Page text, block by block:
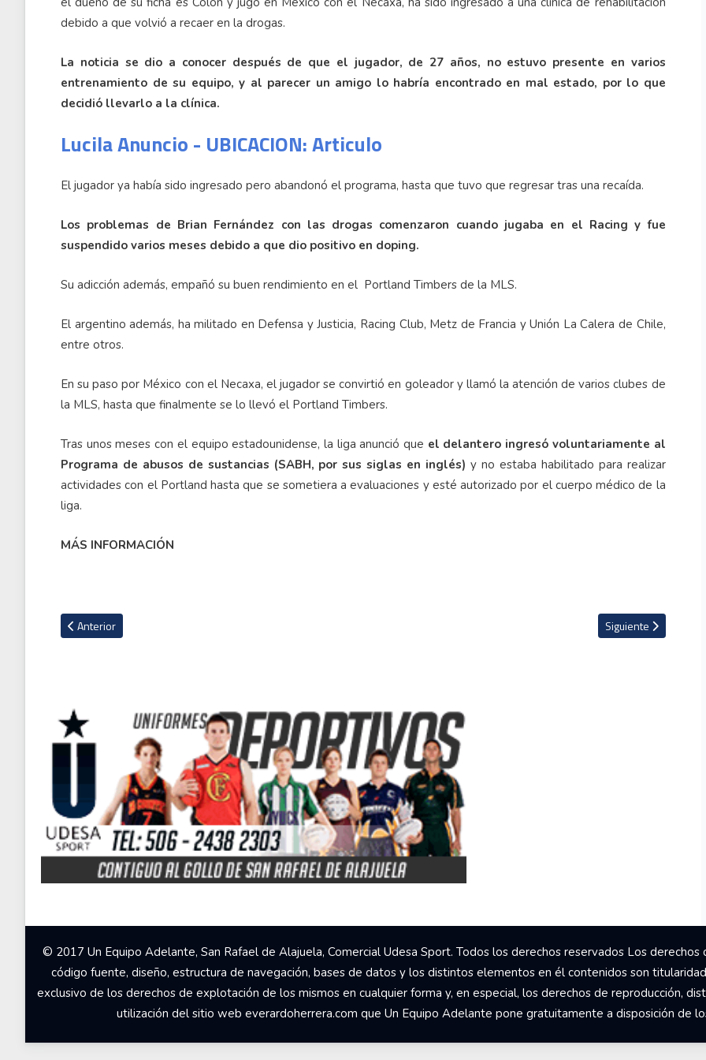
debido a que volvió a recaer en la drogas.
La noticia se dio a conocer después de que el jugador, de 27 años, no estuvo presente en varios
entrenamiento de su equipo, y al parecer un amigo lo habría encontrado en mal estado, por lo que
decidió llevarlo a la clínica.
Lucila Anuncio - UBICACION: Articulo
El jugador ya había sido ingresado pero abandonó el programa, hasta que tuvo que regresar tras una recaída.
Los problemas de Brian Fernández con las drogas comenzaron cuando jugaba en el Racing y fue
suspendido varios meses debido a que dio positivo en doping.
Su adicción además, empañó su buen rendimiento en el Portland Timbers de la MLS.
El argentino además, ha militado en Defensa y Justicia, Racing Club, Metz de Francia y Unión La Calera de Chile,
entre otros.
En su paso por México con el Necaxa, el jugador se convirtió en goleador y llamó la atención de varios clubes de
la MLS, hasta que finalmente se lo llevó el Portland Timbers.
Tras unos meses con el equipo estadounidense, la liga anunció que el delantero ingresó voluntariamente al
Programa de abusos de sustancias (SABH, por sus siglas en inglés) y no estaba habilitado para realizar
actividades con el Portland hasta que se sometiera a evaluaciones y esté autorizado por el cuerpo médico de la
liga.
MÁS INFORMACIÓN
Artículo anterior: Boxeador británico, Tyson Fury, pateó un taxi que se negó a llevarlo por estar borracho (VIDEO)
Anterior Artículo siguiente:
Siguiente
© 2017 Un Equipo Adelante, San Rafael de Alajuela, Comercial Udesa Sport. Todos los derechos reservados Los
código fuente, diseño, estructura de navegación, bases de datos y los distintos elementos en él contenidos son
exclusivo de los derechos de explotación de los mismos en cualquier forma y, en especial, los derechos de reproducción,
utilización del sitio web everardoherrera.com que Un Equipo Adelante pone gratuitamente a disposición de